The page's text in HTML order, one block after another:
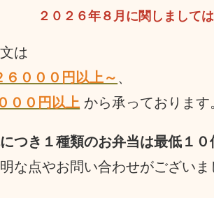
２０２６年８月に関しまして
は
６０００円以上～ 、
００円以上 から承っております
つき１種類のお弁当は最低１０
な点やお問い合わせがござい